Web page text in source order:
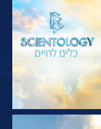
בדוק את הסדרה